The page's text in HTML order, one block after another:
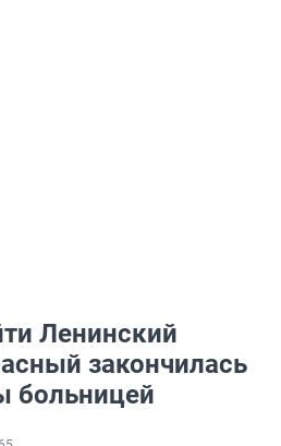
Ленинский
закончилась
больницей